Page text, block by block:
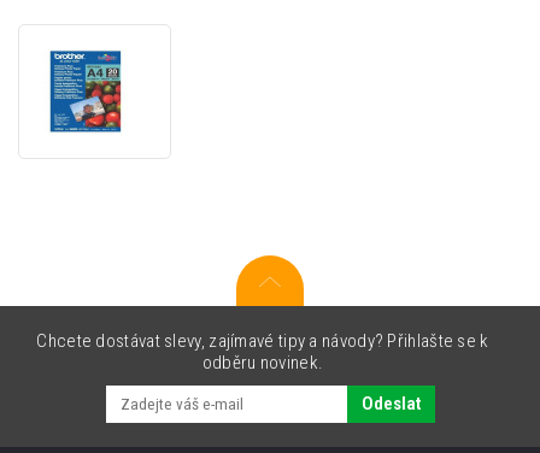
BP71GA4,
inkoustový,
bílý,
Chcete dostávat slevy, zajímavé tipy a návody? Přihlašte se k
odběru novinek.
Odeslat